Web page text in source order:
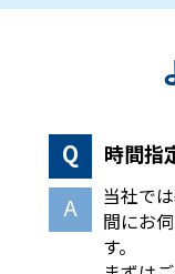
時間指
当社で
間にお
す。